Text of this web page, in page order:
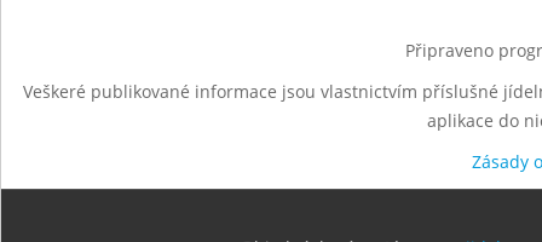
Připraveno
Veškeré publikované informace jsou vlastnictvím příslušné
aplikace do
Zásady